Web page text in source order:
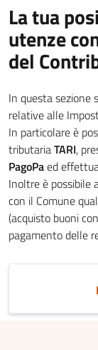
La tua
utenze
del
In questa sezione
relative alle
In particolare è
tributariaTARI,
PagoPaed
Inoltre è possibile
con il Comune
(acquisto buoni
pagamento delle